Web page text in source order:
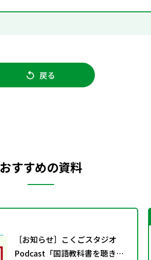
戻る
おすすめの資料
［お知らせ］こくごスタジオ
Podcast「国語教科書を聴きな